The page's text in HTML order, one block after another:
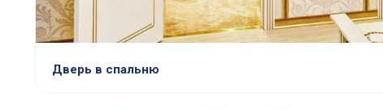
Дверь в спальню